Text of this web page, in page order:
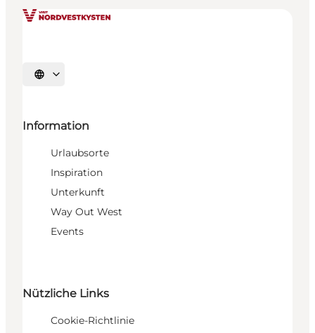
Sprache auswählen
Information
Urlaubsorte
Inspiration
Unterkunft
Way Out West
Events
Nützliche Links
Cookie-Richtlinie